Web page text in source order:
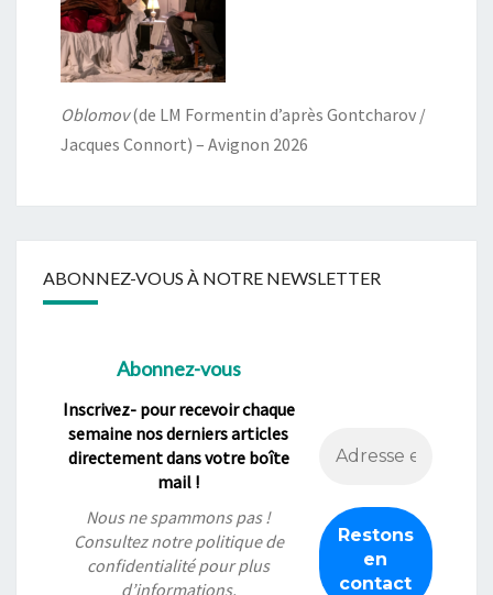
Oblomov(de LM Formentin d’après Gontcharov /
Jacques Connort) – Avignon 2026
ABONNEZ-VOUS À NOTRE NEWSLETTER
Abonnez-vous
Inscrivez- pour recevoir chaque
semaine nos derniers articles
directement dans votre boîte
mail !
Nous ne spammons pas !
Consultez notrepolitique de
confidentialitépour plus
d’informations.